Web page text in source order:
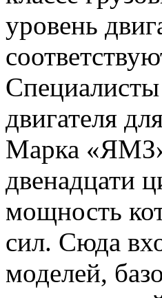
уровень
Специалисты
двигателя
Марка «ЯМЗ»
двенадцати
мощность
сил. Сюда
моделей,